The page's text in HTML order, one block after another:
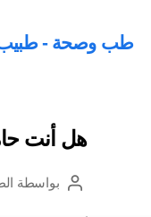
طب وصحة -
هل أنت
كاتببواسطة